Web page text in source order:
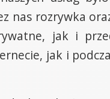
nas rozrywka
jak i
jak i